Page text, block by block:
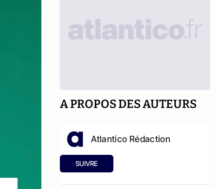
A PROPOS DES AUTEURS
Atlantico Rédaction
SUIVRE